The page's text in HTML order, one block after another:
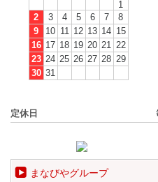
1
2
3 4 5 6 7
8
9
10 11 12 13 14 15
16 17 18 19 20 21
22
23 24 25 26 27 28 29
30 31
定休日
まなびやグループ